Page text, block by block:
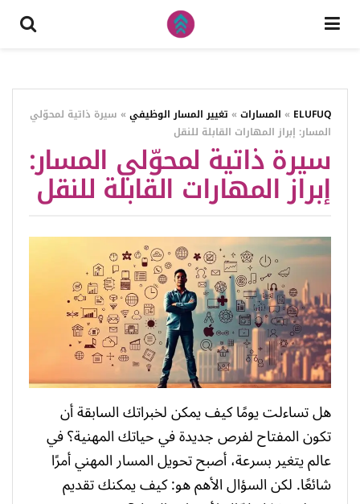
ELUFUQ
» المسارات » تغيير المسار الوظيفي » سيرة ذاتية لمحوّلي
المسار: إبراز المهارات القابلة للنقل
سيرة ذاتية لمحوّلي المسار:
إبراز المهارات القابلة للنقل
هل تساءلت يومًا كيف يمكن لخبراتك السابقة أن
تكون المفتاح لفرص جديدة في حياتك المهنية؟ في
عالم يتغير بسرعة، أصبح تحويل المسار المهني أمرًا
شائعًا. لكن السؤال الأهم هو: كيف يمكنك تقديم